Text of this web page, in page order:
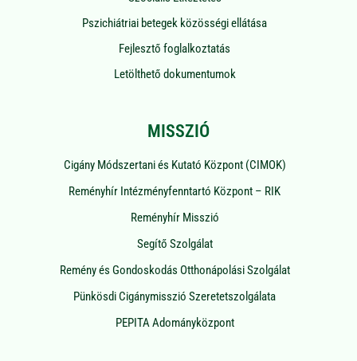
Pszichiátriai betegek közösségi ellátása
Fejlesztő foglalkoztatás
Letölthető dokumentumok
MISSZIÓ
Cigány Módszertani és Kutató Központ (CIMOK)
Reményhír Intézményfenntartó Központ – RIK
Reményhír Misszió
Segítő Szolgálat
Remény és Gondoskodás Otthonápolási Szolgálat
Pünkösdi Cigánymisszió Szeretetszolgálata
PEPITA Adományközpont